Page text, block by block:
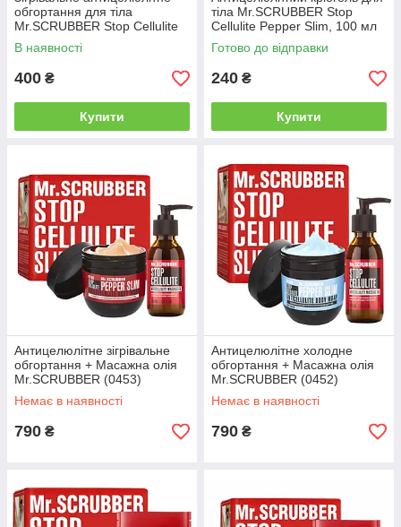
обгортання для тіла
Mr.SCRUBBER Stop Cellulite
Pepper Slim, 250 мл (0439)
В наявності
400 ₴
Купити
тіла Mr.SCRUBBER Stop
Cellulite Pepper Slim, 100 мл
(0499)
Готово до відправки
240 ₴
Купити
Антицелюлітне зігрівальне
обгортання + Масажна олія
Mr.SCRUBBER (0453)
Немає в наявності
790 ₴
Антицелюлітне холодне
обгортання + Масажна олія
Mr.SCRUBBER (0452)
Немає в наявності
790 ₴